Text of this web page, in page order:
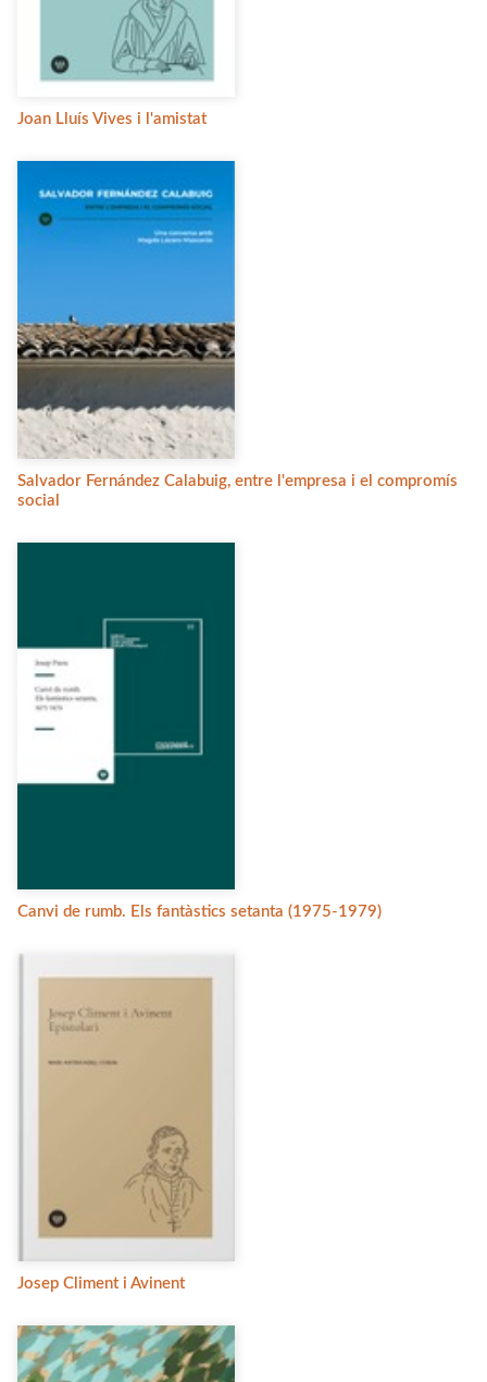
Joan Lluís Vives i l'amistat
Salvador Fernández Calabuig, entre l'empresa i el compromís
social
Canvi de rumb. Els fantàstics setanta (1975-1979)
Josep Climent i Avinent